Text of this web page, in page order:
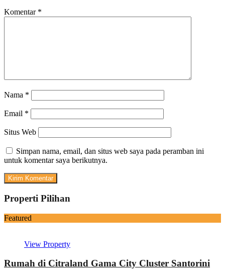
Komentar *
Nama *
Email *
Situs Web
Simpan nama, email, dan situs web saya pada peramban ini
untuk komentar saya berikutnya.
Properti Pilihan
Featured
View Property
Rumah di Citraland Gama City Cluster Santorini